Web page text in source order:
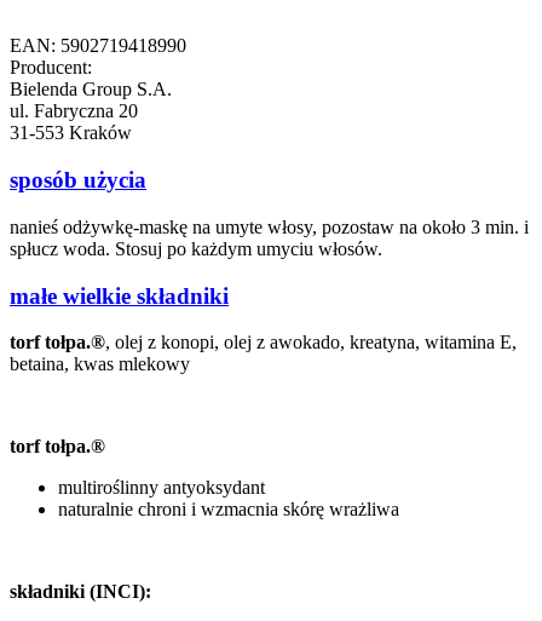
EAN: 5902719418990
Producent:
Bielenda Group S.A.
ul. Fabryczna 20
31-553 Kraków
sposób użycia
nanieś odżywkę-maskę na umyte włosy, pozostaw na około 3 min. i
spłucz woda. Stosuj po każdym umyciu włosów.
małe wielkie składniki
torf tołpa.®, olej z konopi, olej z awokado, kreatyna, witamina E,
betaina, kwas mlekowy
torf tołpa.®
multiroślinny antyoksydant
naturalnie chroni i wzmacnia skórę wrażliwa
składniki (INCI):